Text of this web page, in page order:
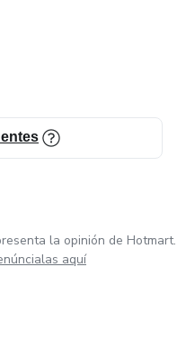
la opinión de Hotmart.
aquí